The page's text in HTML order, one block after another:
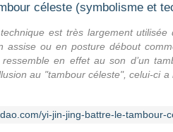
céleste (symbolisme et
est très largement
assise ou en posture débout
en effet au son d’un
au "tambour céleste", celui-ci